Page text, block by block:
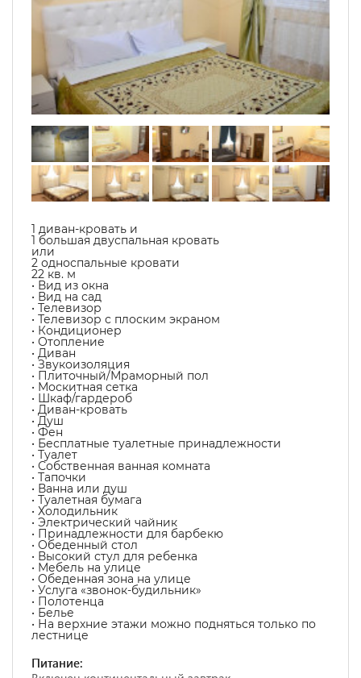
1 диван-кровать и
1 большая двуспальная кровать
или
2 односпальные кровати
22 кв. м
• Вид из окна
• Вид на сад
• Телевизор
• Телевизор с плоским экраном
• Кондиционер
• Отопление
• Диван
• Звукоизоляция
• Плиточный/Мраморный пол
• Москитная сетка
• Шкаф/гардероб
• Диван-кровать
• Душ
• Фен
• Бесплатные туалетные принадлежности
• Туалет
• Собственная ванная комната
• Тапочки
• Ванна или душ
• Туалетная бумага
• Холодильник
• Электрический чайник
• Принадлежности для барбекю
• Обеденный стол
• Высокий стул для ребенка
• Мебель на улице
• Обеденная зона на улице
• Услуга «звонок-будильник»
• Полотенца
• Белье
• На верхние этажи можно подняться только по
лестнице
Питание: